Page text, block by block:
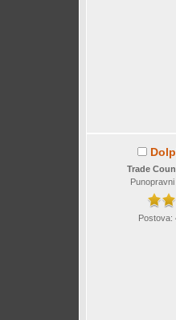
Trade
Postova: